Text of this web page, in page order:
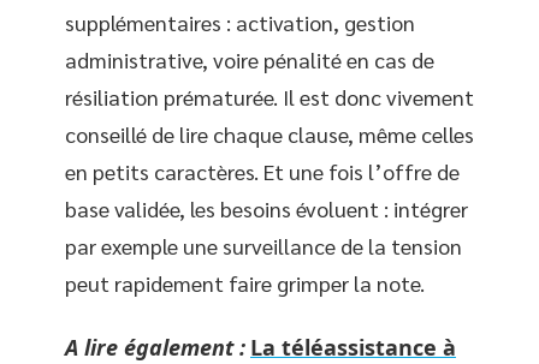
supplémentaires : activation, gestion
administrative, voire pénalité en cas de
résiliation prématurée. Il est donc vivement
conseillé de lire chaque clause, même celles
en petits caractères. Et une fois l’offre de
base validée, les besoins évoluent : intégrer
par exemple une surveillance de la tension
peut rapidement faire grimper la note.
A lire également : La téléassistance à